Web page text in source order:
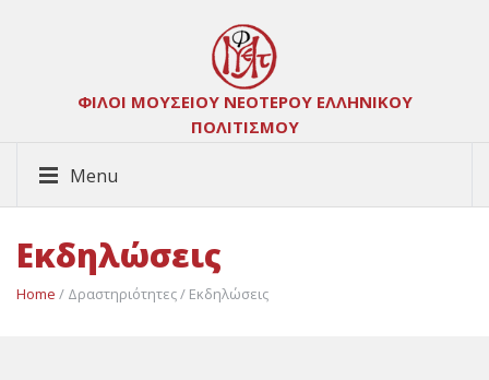
ΦΙΛΟΙ ΜΟΥΣΕΙΟΥ ΝΕΟΤΕΡΟΥ ΕΛΛΗΝΙΚΟΥ
ΠΟΛΙΤΙΣΜΟΥ
Menu
Εκδηλώσεις
Home / Δραστηριότητες / Εκδηλώσεις